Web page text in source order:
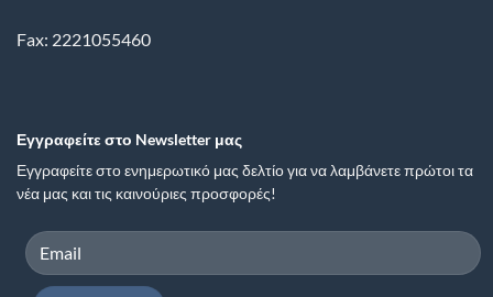
Fax: 2221055460
Εγγραφείτε στο Newsletter μας
Εγγραφείτε στο ενημερωτικό μας δελτίο για να λαμβάνετε πρώτοι τα
νέα μας και τις καινούριες προσφορές!